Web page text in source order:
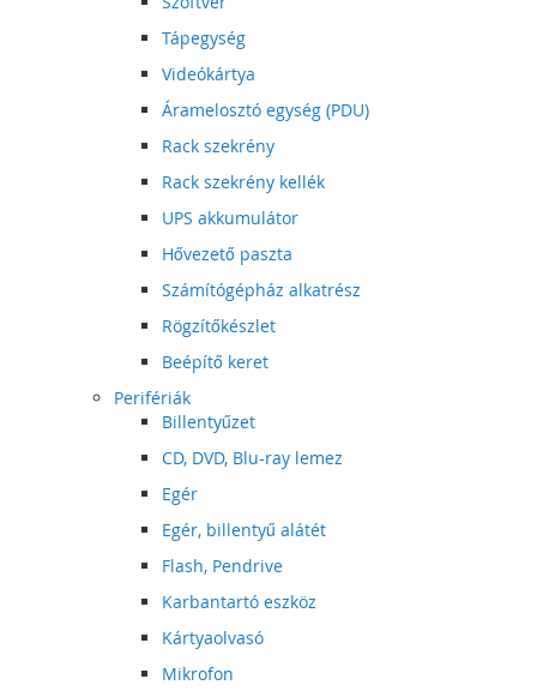
Tápegység
Videókártya
Áramelosztó egység (PDU)
Rack szekrény
Rack szekrény kellék
UPS akkumulátor
Hővezető paszta
Számítógépház alkatrész
Rögzítőkészlet
Beépítő keret
Perifériák
Billentyűzet
CD, DVD, Blu-ray lemez
Egér
Egér, billentyű alátét
Flash, Pendrive
Karbantartó eszköz
Kártyaolvasó
Mikrofon